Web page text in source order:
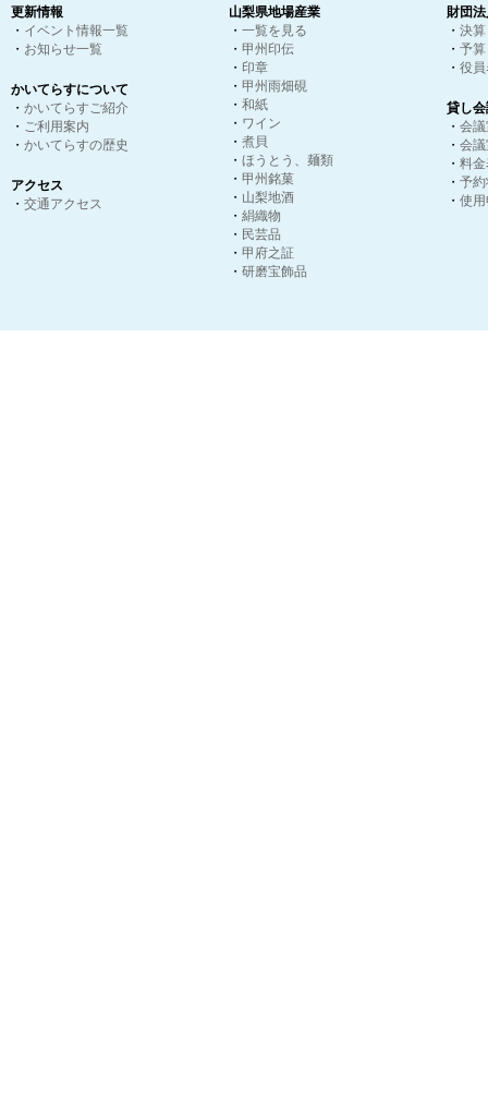
更新情報
・ イベント情報一覧
・ お知らせ一覧
かいてらすについて
・ かいてらすご紹介
・ ご利用案内
・ かいてらすの歴史
アクセス
・ 交通アクセス
山梨県地場産業
・ 一覧を見る
・ 甲州印伝
・ 印章
・ 甲州雨畑硯
・ 和紙
・ ワイン
・ 煮貝
・ ほうとう、麺類
・ 甲州銘菓
・ 山梨地酒
・ 絹織物
・ 民芸品
・ 甲府之証
・ 研磨宝飾品
財団
・ 決算
・ 予算
・ 役
貸し
・ 会
・ 会
・ 料
・ 予
・ 使